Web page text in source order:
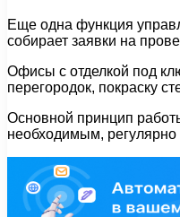
Еще одна функция
собирает заявки на
Офисы с отделкой под
перегородок, покраску
Основной принцип
необходимым, регулярно